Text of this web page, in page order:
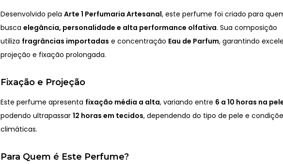
Desenvolvido pela Arte 1 Perfumaria Artesanal, este perfume foi criado para
busca elegância, personalidade e alta performance olfativa. Sua composição
utiliza fragrâncias importadas e concentração Eau de Parfum, garantindo
projeção e fixação prolongada.
Fixação e Projeção
Este perfume apresenta fixação média a alta, variando entre 6 a 10 horas na
podendo ultrapassar 12 horas em tecidos, dependendo do tipo de pele e
climáticas.
Para Quem é Este Perfume?